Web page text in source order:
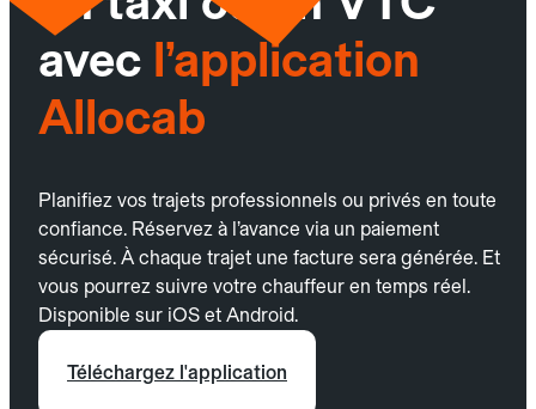
avec l’application
Allocab
Planifiez vos trajets professionnels ou privés en toute
confiance. Réservez à l’avance via un paiement
sécurisé. À chaque trajet une facture sera générée. Et
vous pourrez suivre votre chauffeur en temps réel.
Disponible sur iOS et Android.
Téléchargez l'application